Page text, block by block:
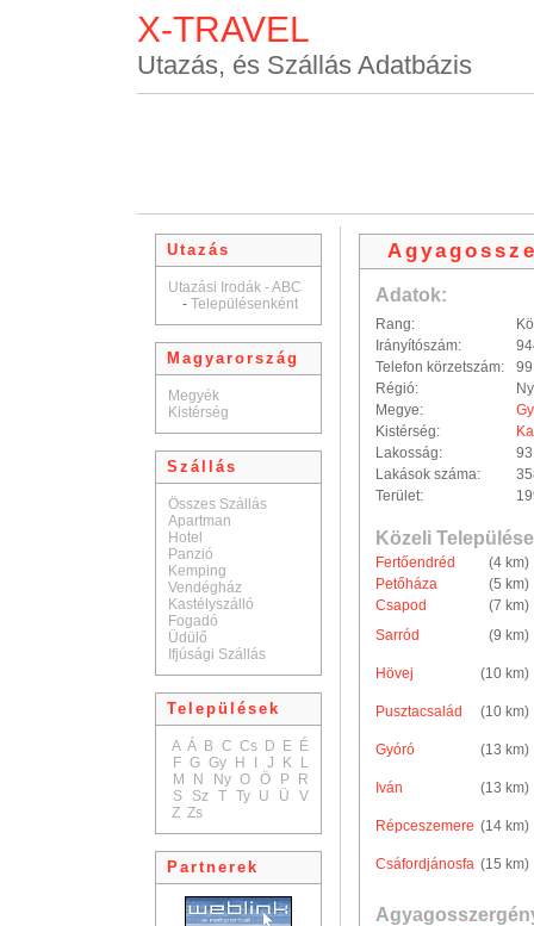
X-TRAVEL
Utazás, és Szállás Adatbázis
Utazás
Utazási Irodák - ABC
- Településenként
Magyarország
Megyék
Kistérség
Szállás
Összes Szállás
Apartman
Hotel
Panzió
Kemping
Vendégház
Kastélyszálló
Fogadó
Üdülő
Ifjúsági Szállás
Települések
A Á B C Cs D E É
F G Gy H J K
L
M
N Ny O Ö P
R
S
Sz T Ty U Ü
V
Z Zs
Partnerek
Adatok:
Rang:
Irányítószám:
Telefon körzetszám:
99
Régió:
Megye:
Kistérség:
Lakosság:
Lakások száma:
Terület:
Közeli
Fertőendréd
(4 km)
Petőháza
(5 km)
Csapod
(7 km)
Sarród
(9 km)
Hövej (10 km)
Pusztacsalád (10 km)
Gyóró (13 km)
Iván (13 km)
Répceszemere (14 km)
Csáfordjánosfa (15 km)